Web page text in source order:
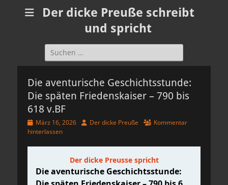
Der dicke Preuße schreibt
und spricht
Suchen
nach:
Die aventurische Geschichtsstunde:
Die späten Friedenskaiser – 790 bis
618 v.BF
Veröffentlicht
am
März 16, 2026 AutorDer dicke Preuße
Kommentar
hinterlassen